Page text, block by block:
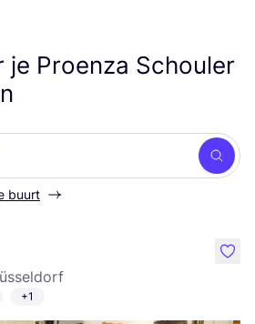
je Proenza Schouler
Zoek
buurt
+1
like